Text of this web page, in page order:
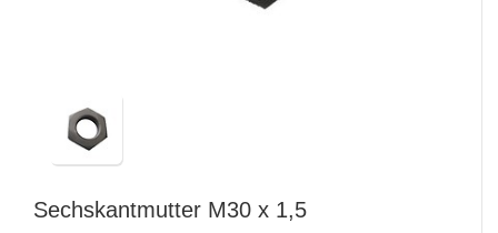
Sechskantmutter M30 x 1,5